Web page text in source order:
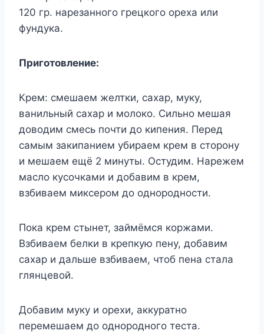
120 гр. нарезанного грецкого ореха или
фундука.
Приготовление:
Крем: смешаем желтки, сахар, муку,
ванильный сахар и молоко. Сильно мешая
доводим смесь почти до кипения. Перед
самым закипанием убираем крем в сторону
и мешаем ещё 2 минуты. Остудим. Нарежем
масло кусочками и добавим в крем,
взбиваем миксером до однородности.
Пока крем стынет, займёмся коржами.
Взбиваем белки в крепкую пену, добавим
сахар и дальше взбиваем, чтоб пена стала
глянцевой.
Добавим муку и орехи, аккуратно
перемешаем до однородного теста.